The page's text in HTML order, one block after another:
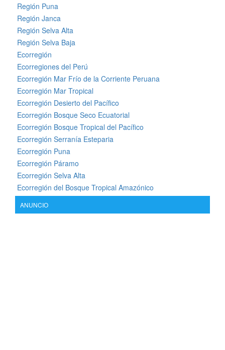
Región Puna
Región Janca
Región Selva Alta
Región Selva Baja
Ecorregión
Ecorregiones del Perú
Ecorregión Mar Frío de la Corriente Peruana
Ecorregión Mar Tropical
Ecorregión Desierto del Pacífico
Ecorregión Bosque Seco Ecuatorial
Ecorregión Bosque Tropical del Pacífico
Ecorregión Serranía Esteparia
Ecorregión Puna
Ecorregión Páramo
Ecorregión Selva Alta
Ecorregión del Bosque Tropical Amazónico
ANUNCIO